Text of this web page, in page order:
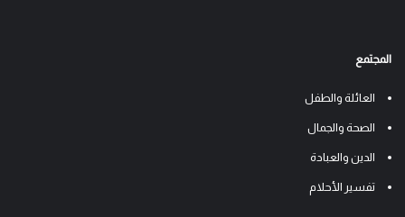
المجتمع
العائلة والطفل
الصحة والجمال
الدين والعبادة
تفسير الأحلام